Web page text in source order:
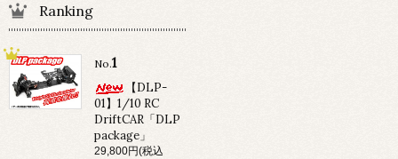
Ranking
No.1
【DLP-
01】1/10 RC
DriftCAR「DLP
package」
29,800円(税込